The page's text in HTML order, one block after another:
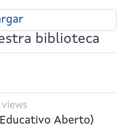
biblioteca
Aberto)